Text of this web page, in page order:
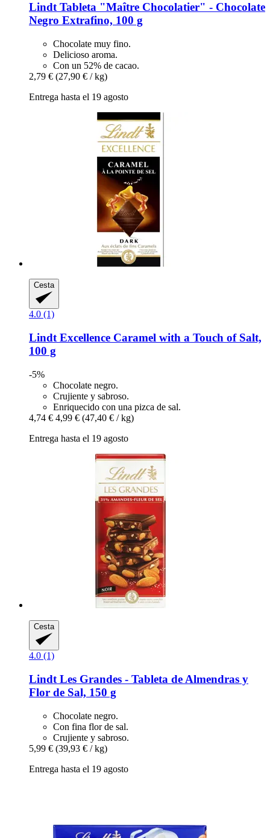
Lindt Tableta "Maître Chocolatier" -​ Chocolate
Negro Extrafino, 100 g
Chocolate muy fino.
Delicioso aroma.
Con un 52% de cacao.
2,79 € (27,90 € / kg)
Entrega hasta el 19 agosto
Cesta
4.0 (1)
Lindt Excellence Caramel with a Touch of Salt,
100 g
-5%
Chocolate negro.
Crujiente y sabroso.
Enriquecido con una pizca de sal.
4,74 € 4,99 € (47,40 € / kg)
Entrega hasta el 19 agosto
Cesta
4.0 (1)
Lindt Les Grandes -​ Tableta de Almendras y
Flor de Sal, 150 g
Chocolate negro.
Con fina flor de sal.
Crujiente y sabroso.
5,99 € (39,93 € / kg)
Entrega hasta el 19 agosto